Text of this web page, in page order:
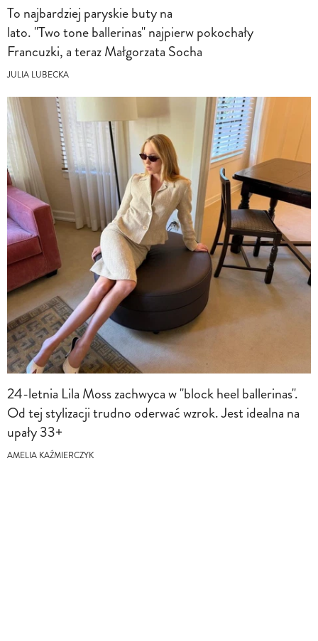
To najbardziej paryskie buty na
lato. "Two tone ballerinas" najpierw pokochały
Francuzki, a teraz Małgorzata Socha
JULIA LUBECKA
24-letnia Lila Moss zachwyca w "block heel ballerinas".
Od tej stylizacji trudno oderwać wzrok. Jest idealna na
upały 33+
AMELIA KAŹMIERCZYK